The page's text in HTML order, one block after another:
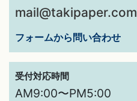
mail@takipaper.com
フォームから問い合わせ
受付対応時間
AM9:00〜PM5:00